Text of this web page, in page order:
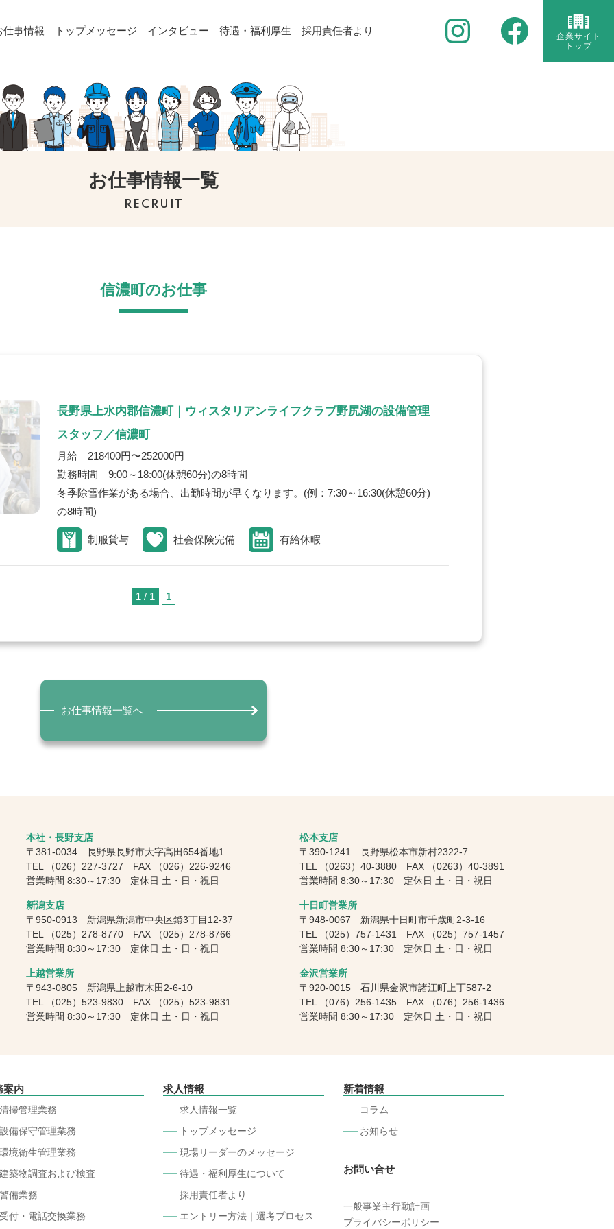
仕事情報 トップメッセージ インタビュー 待遇・福利厚生 採用責任者より
企業サイト
トップ
お仕事情報一覧
RECRUIT
信濃町のお仕事
長野県上水内郡信濃町｜ウィスタリアンライフクラブ野尻湖の設備管理
スタッフ／信濃町
月給 218400円〜252000円
勤務時間 9:00～18:00(休憩60分)の8時間
冬季除雪作業がある場合、出勤時間が早くなります。(例：7:30～16:30(休憩60分)
の8時間)
制服貸与 社会保険完備 有給休暇
1 / 1 1
お仕事情報一覧へ
本社・長野支店
〒381-0034 長野県長野市大字高田654番地1
TEL
（026）227-3727 FAX
（026）226-9246
営業時間 8:30～17:30 定休日 土・日・祝日
新潟支店
〒950-0913 新潟県新潟市中央区鐙3丁目12-37
TEL
（025）278-8770FAX
（025）278-8766
営業時間 8:30～17:30 定休日 土・日・祝日
上越営業所
〒943-0805 新潟県上越市木田2-6-10
TEL
（025）523-9830FAX
（025）523-9831
営業時間 8:30～17:30 定休日 土・日・祝日
松本支店
〒390-1241 長野県松本市新村2322-7
TEL
（0263）40-3880 FAX
（0263）40-3891
営業時間 8:30～17:30 定休日 土・日・祝日
十日町営業所
〒948-0067 新潟県十日町市千歳町2-3-16
TEL
（025）757-1431 FAX
（025）757-1457
営業時間 8:30～17:30 定休日 土・日・祝日
金沢営業所
〒920-0015 石川県金沢市諸江町上丁587-2
TEL
（076）256-1435 FAX
（076）256-1436
営業時間 8:30～17:30 定休日 土・日・祝日
案内
清掃管理業務
設備保守管理業務
環境衛生管理業務
建築物調査および検査
警備業務
受付・電話交換業務
求人情報
求人情報一覧
トップメッセージ
現場リーダーのメッセージ
待遇・福利厚生について
採用責任者より
エントリー方法｜選考プロセス
新着情報
コラム
お知らせ
お問い合せ
一般事業主行動計画
プライバシーポリシー